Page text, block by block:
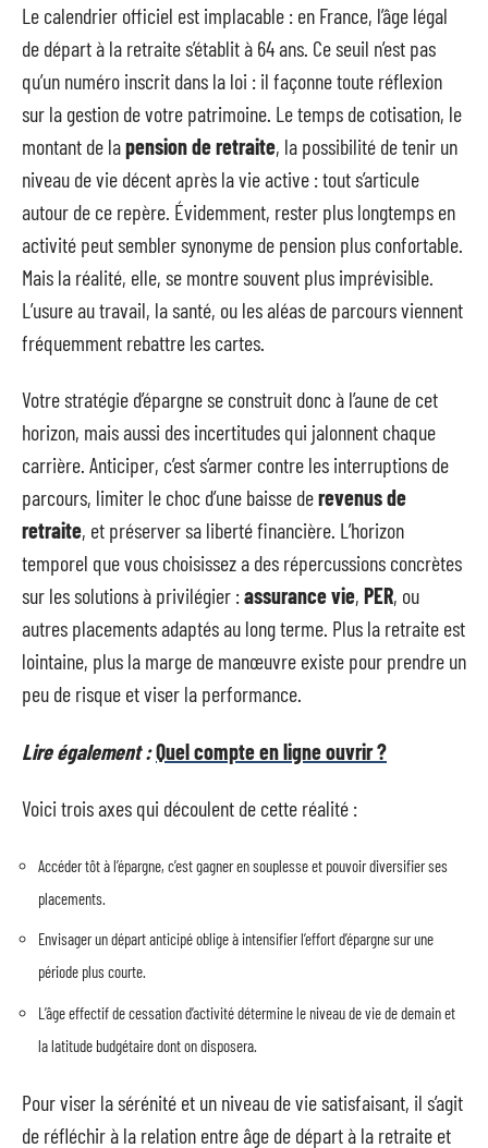
Le calendrier officiel est implacable : en France, l’âge légal
de départ à la retraite s’établit à 64 ans. Ce seuil n’est pas
qu’un numéro inscrit dans la loi : il façonne toute réflexion
sur la gestion de votre patrimoine. Le temps de cotisation, le
montant de lapension de retraite, la possibilité de tenir un
niveau de vie décent après la vie active : tout s’articule
autour de ce repère. Évidemment, rester plus longtemps en
activité peut sembler synonyme de pension plus confortable.
Mais la réalité, elle, se montre souvent plus imprévisible.
L’usure au travail, la santé, ou les aléas de parcours viennent
fréquemment rebattre les cartes.
Votre stratégie d’épargne se construit donc à l’aune de cet
horizon, mais aussi des incertitudes qui jalonnent chaque
carrière. Anticiper, c’est s’armer contre les interruptions de
parcours, limiter le choc d’une baisse derevenus de
retraite, et préserver sa liberté financière. L’horizon
temporel que vous choisissez a des répercussions concrètes
sur les solutions à privilégier :assurance vie, PER, ou
autres placements adaptés au long terme. Plus la retraite est
lointaine, plus la marge de manœuvre existe pour prendre un
peu de risque et viser la performance.
Lire également :Quel compte en ligne ouvrir ?
Voici trois axes qui découlent de cette réalité :
Accéder tôt à l’épargne, c’est gagner en souplesse et pouvoir diversifier ses
placements.
Envisager un départ anticipé oblige à intensifier l’effort d’épargne sur une
période plus courte.
L’âge effectif de cessation d’activité détermine le niveau de vie de demain et
la latitude budgétaire dont on disposera.
Pour viser la sérénité et un niveau de vie satisfaisant, il s’agit
de réfléchir à la relation entre âge de départ à la retraite et